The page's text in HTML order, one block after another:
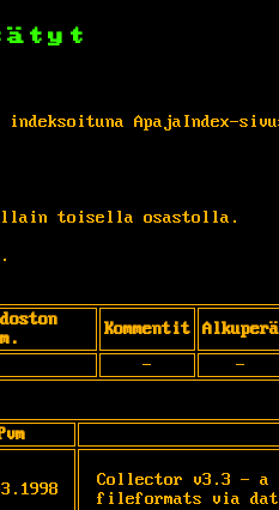
ApajaIndex-
jollain toisella osastolla.
Kommentit Alkuperä
- -
Collector v3.3 - a
fileformats via